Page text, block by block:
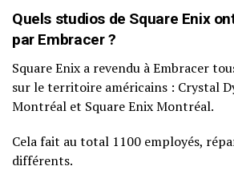
Quels studios de Square Enix
par Embracer ?
Square Enix a revendu à Embracer
sur le territoire américains : Crystal
Montréal et Square Enix Montréal.
Cela fait au total 1100 employés,
différents.